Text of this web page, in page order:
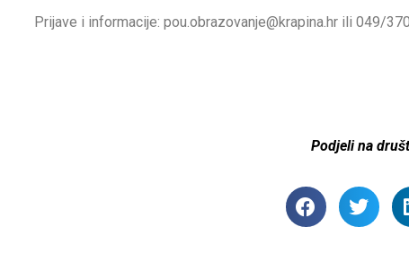
Prijave i informacije: pou.obrazovanje@krapina.hr ili 049/
Podjeli na